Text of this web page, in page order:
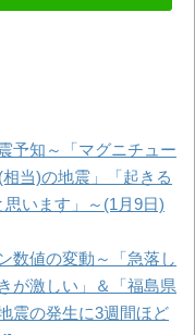
予知～「マグニチュー
当)の地震」「起きる
います」～(1月9日)
数値の変動～「急落し
が激しい」＆「福島県
震の発生に3週間ほど